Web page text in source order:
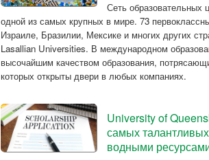
Сеть образовательных
одной из самых крупных в мире. 73
Израиле, Бразилии, Мексике и многих других
Lasallian Universities. В международном
высочайшим качеством образования,
которых открыты двери в любых компаниях.
University of
самых
водными